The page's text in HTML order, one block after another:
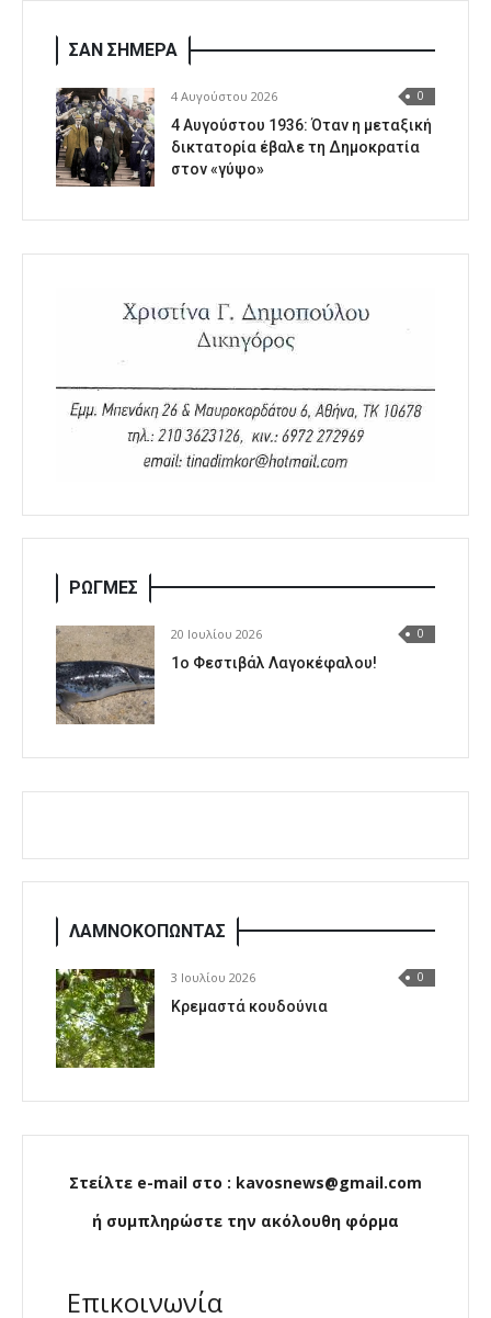
ΣΑΝ ΣΗΜΕΡΑ
4 Αυγούστου 2026 0
4 Αυγούστου 1936: Όταν η μεταξική
δικτατορία έβαλε τη Δημοκρατία
στον «γύψο»
ΡΩΓΜΕΣ
20 Ιουλίου 2026 0
1o Φεστιβάλ Λαγοκέφαλου!
ΛΑΜΝΟΚΟΠΩΝΤΑΣ
3 Ιουλίου 2026 0
Κρεμαστά κουδούνια
Στείλτε e-mail στο : kavosnews@gmail.com
ή συμπληρώστε την ακόλουθη φόρμα
Επικοινωνία